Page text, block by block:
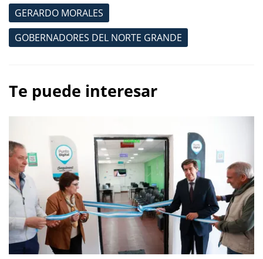
GERARDO MORALES
GOBERNADORES DEL NORTE GRANDE
Te puede interesar